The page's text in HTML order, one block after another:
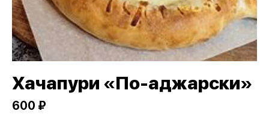
Хачапури «По-аджарски»
600 ₽